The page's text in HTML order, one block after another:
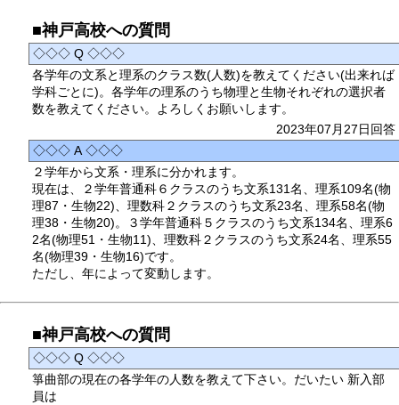
■神戸高校への質問
◇◇◇ Q ◇◇◇
各学年の文系と理系のクラス数(人数)を教えてください(出来れば
学科ごとに)。各学年の理系のうち物理と生物それぞれの選択者
数を教えてください。よろしくお願いします。
2023年07月27日回答
◇◇◇ A ◇◇◇
２学年から文系・理系に分かれます。
現在は、２学年普通科６クラスのうち文系131名、理系109名(物
理87・生物22)、理数科２クラスのうち文系23名、理系58名(物
理38・生物20)。３学年普通科５クラスのうち文系134名、理系6
2名(物理51・生物11)、理数科２クラスのうち文系24名、理系55
名(物理39・生物16)です。
ただし、年によって変動します。
■神戸高校への質問
◇◇◇ Q ◇◇◇
箏曲部の現在の各学年の人数を教えて下さい。だいたい 新入部
員は